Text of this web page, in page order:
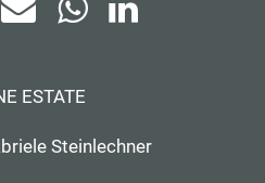
ESTATE
Steinlechner